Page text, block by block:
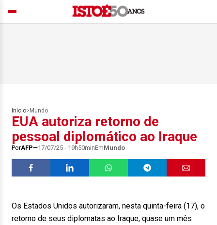
Início> Mundo
EUA autoriza retorno de
pessoal diplomático ao Iraque
PorAFP 17/07/25 - 19h50minEmMundo
Os Estados Unidos autorizaram, nesta quinta-feira (17), o
retorno de seus diplomatas ao Iraque, quase um mês